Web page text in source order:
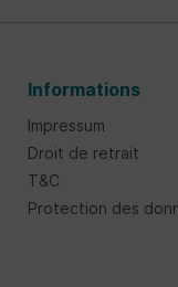
Informations
Impressum
Droit de retrait
T&C
Protection des